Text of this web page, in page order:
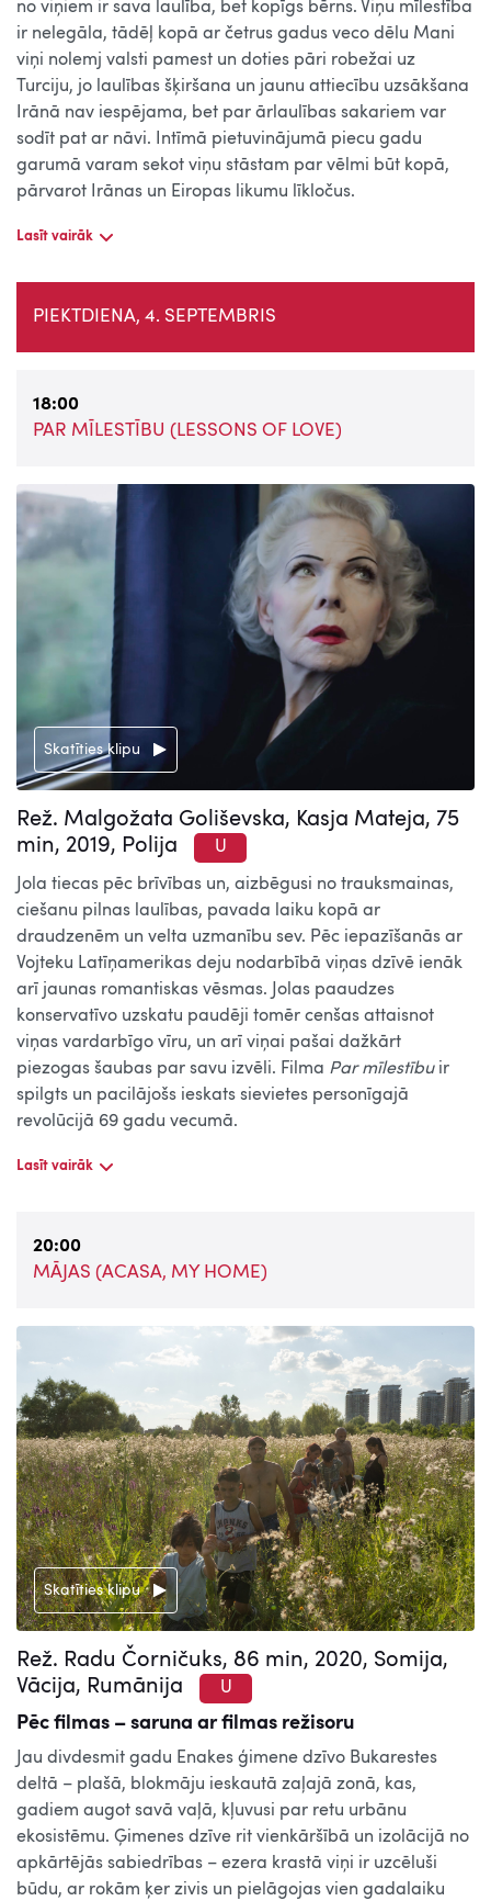
no viņiem ir sava laulība, bet kopīgs bērns. Viņu mīlestība
ir nelegāla, tādēļ kopā ar četrus gadus veco dēlu Mani
viņi nolemj valsti pamest un doties pāri robežai uz
Turciju, jo laulības šķiršana un jaunu attiecību uzsākšana
Irānā nav iespējama, bet par ārlaulības sakariem var
sodīt pat ar nāvi. Intīmā pietuvinājumā piecu gadu
garumā varam sekot viņu stāstam par vēlmi būt kopā,
pārvarot Irānas un Eiropas likumu līkločus.
Lasīt vairāk
PIEKTDIENA, 4. SEPTEMBRIS
18:00
PAR MĪLESTĪBU (LESSONS OF LOVE)
Skatīties klipu
Rež. Malgožata Goliševska, Kasja Mateja, 75
min, 2019, Polija
U
Jola tiecas pēc brīvības un, aizbēgusi no trauksmainas,
ciešanu pilnas laulības, pavada laiku kopā ar
draudzenēm un velta uzmanību sev. Pēc iepazīšanās ar
Vojteku Latīņamerikas deju nodarbībā viņas dzīvē ienāk
arī jaunas romantiskas vēsmas. Jolas paaudzes
konservatīvo uzskatu paudēji tomēr cenšas attaisnot
viņas vardarbīgo vīru, un arī viņai pašai dažkārt
piezogas šaubas par savu izvēli. Filma Par mīlestībuir
spilgts un pacilājošs ieskats sievietes personīgajā
revolūcijā 69 gadu vecumā.
Lasīt vairāk
20:00
MĀJAS (ACASA, MY HOME)
Skatīties klipu
Rež. Radu Čorničuks, 86 min, 2020, Somija,
Vācija, Rumānija
U
Pēc filmas – saruna ar filmas režisoru
Jau divdesmit gadu Enakes ģimene dzīvo Bukarestes
deltā – plašā, blokmāju ieskautā zaļajā zonā, kas,
gadiem augot savā vaļā, kļuvusi par retu urbānu
ekosistēmu. Ģimenes dzīve rit vienkāršībā un izolācijā no
apkārtējās sabiedrības – ezera krastā viņi ir uzcēluši
būdu, ar rokām ķer zivis un pielāgojas vien gadalaiku